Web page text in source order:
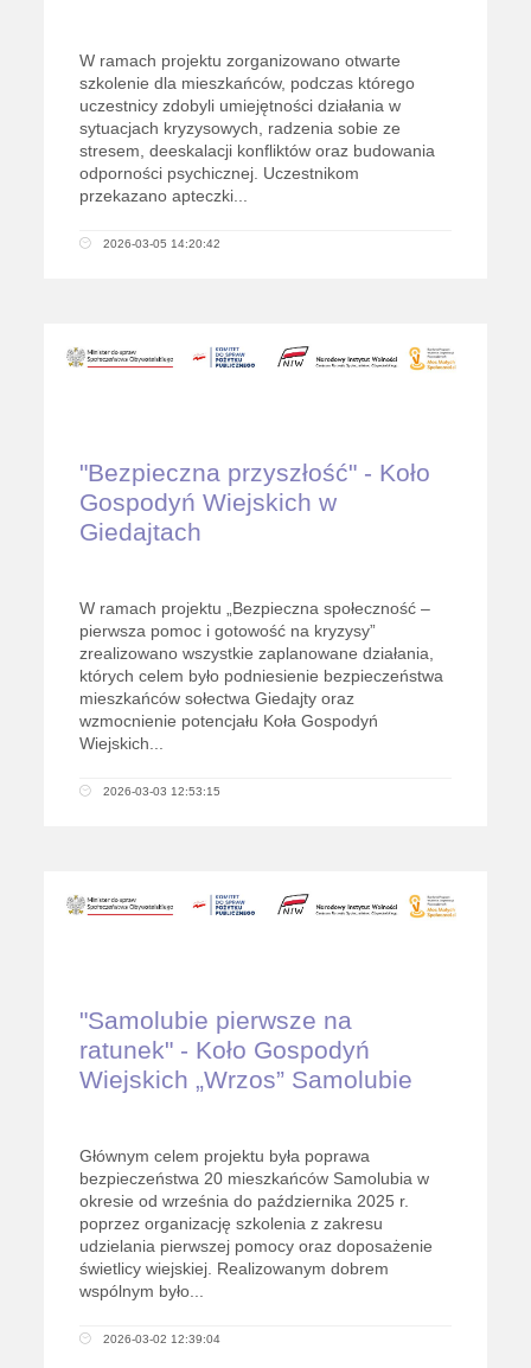
W ramach projektu zorganizowano otwarte
szkolenie dla mieszkańców, podczas którego
uczestnicy zdobyli umiejętności działania w
sytuacjach kryzysowych, radzenia sobie ze
stresem, deeskalacji konfliktów oraz budowania
odporności psychicznej. Uczestnikom
przekazano apteczki...
2026-03-05 14:20:42
"Bezpieczna przyszłość" - Koło
Gospodyń Wiejskich w
Giedajtach
W ramach projektu „Bezpieczna społeczność –
pierwsza pomoc i gotowość na kryzysy”
zrealizowano wszystkie zaplanowane działania,
których celem było podniesienie bezpieczeństwa
mieszkańców sołectwa Giedajty oraz
wzmocnienie potencjału Koła Gospodyń
Wiejskich...
2026-03-03 12:53:15
"Samolubie pierwsze na
ratunek" - Koło Gospodyń
Wiejskich „Wrzos” Samolubie
Głównym celem projektu była poprawa
bezpieczeństwa 20 mieszkańców Samolubia w
okresie od września do października 2025 r.
poprzez organizację szkolenia z zakresu
udzielania pierwszej pomocy oraz doposażenie
świetlicy wiejskiej. Realizowanym dobrem
wspólnym było...
2026-03-02 12:39:04